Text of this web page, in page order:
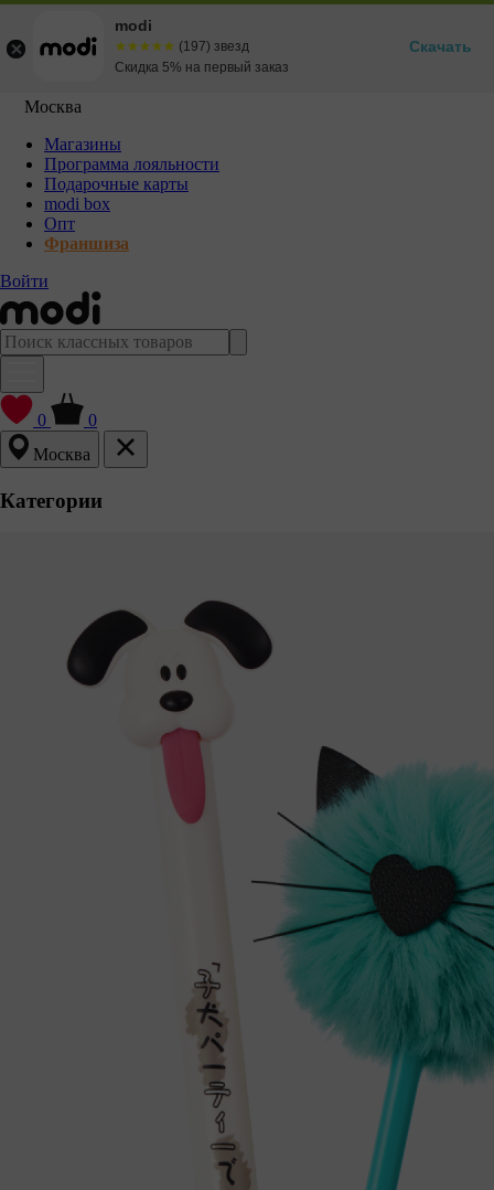
Москва
Магазины
Программа лояльности
Подарочные карты
modi box
Опт
Франшиза
Войти
0
0
Москва
Категории
modi
☆☆☆☆☆
★★★★★ (197) звезд
Скидка 5% на первый заказ
Скачать